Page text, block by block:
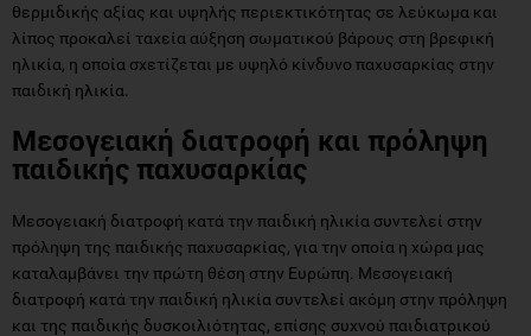
θερμιδικής αξίας και υψηλής περιεκτικότητας σε λεύκωμα και
λίπος προκαλεί ταχεία αύξηση σωματικού βάρους στη βρεφική
ηλικία, η οποία σχετίζεται με υψηλό κίνδυνο παχυσαρκίας στην
παιδική ηλικία.
Μεσογειακή διατροφή και πρόληψη
παιδικής παχυσαρκίας
Μεσογειακή διατροφή κατά την παιδική ηλικία συντελεί στην
πρόληψη της παιδικής παχυσαρκίας, για την οποία η χώρα μας
καταλαμβάνει την πρώτη θέση στην Ευρώπη. Μεσογειακή
διατροφή κατά την παιδική ηλικία συντελεί ακόμη στην πρόληψη
και της παιδικής δυσκοιλιότητας, επίσης συχνού παιδιατρικού